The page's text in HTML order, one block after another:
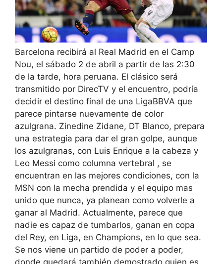
Barcelona recibirá al Real Madrid en el Camp
Nou, el sábado 2 de abril a partir de las 2:30
de la tarde, hora peruana. El clásico será
transmitido por DirecTV y el encuentro, podría
decidir el destino final de una LigaBBVA que
parece pintarse nuevamente de color
azulgrana. Zinedine Zidane, DT Blanco, prepara
una estrategia para dar el gran golpe, aunque
los azulgranas, con Luis Enrique a la cabeza y
Leo Messi como columna vertebral , se
encuentran en las mejores condiciones, con la
MSN con la mecha prendida y el equipo mas
unido que nunca, ya planean como volverle a
ganar al Madrid. Actualmente, parece que
nadie es capaz de tumbarlos, ganan en copa
del Rey, en Liga, en Champions, en lo que sea.
Se nos viene un partido de poder a poder,
donde quedará también demostrado quien es